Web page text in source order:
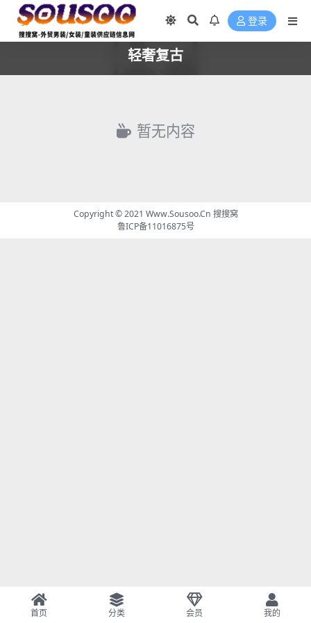
登录
轻奢复古
暂无内容
Copyright © 2021 Www.Sousoo.Cn 搜搜窝
鲁ICP备11016875号
首页 分类 会员 我的